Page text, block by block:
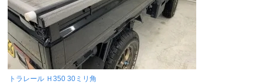
トラレール Ｈ350 30ミリ角